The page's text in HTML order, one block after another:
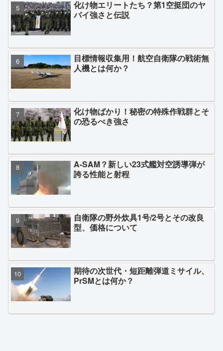
化け物エリートたち？第1空挺団のヤ
バイ強さと伝説
目標情報収集用！航空自衛隊の戦術無
人機とは何か？
化け物ばかり！秘密の特殊作戦群とそ
の恐るべき強さ
A-SAM？新しい23式艦対空誘導弾が
誇る性能と射程
自衛隊の野外炊具1号/2号とその改良
型、価格について
期待の次世代・短距離弾道ミサイル、
PrSMとは何か？